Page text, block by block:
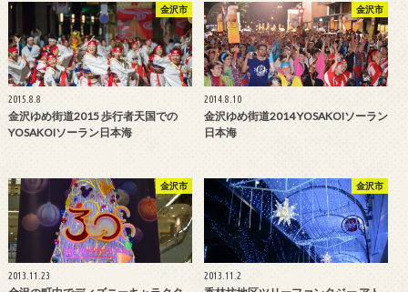
金沢市
2015.8.8
金沢ゆめ街道2015 歩行者天国での
YOSAKOIソーラン日本海
金沢市
2014.8.10
金沢ゆめ街道2014 YOSAKOIソーラン
日本海
金沢市
2013.11.23
金沢市
2013.11.2